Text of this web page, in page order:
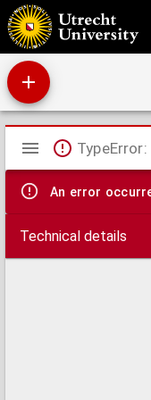
Verzameling van brieven,
arbeid van C. de Mooij, Luit.-
Mirador
viewer
An error
Technical details